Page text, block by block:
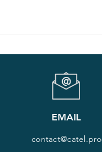
EMAIL
contact@catel.pro